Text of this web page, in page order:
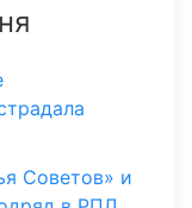
Советов» и